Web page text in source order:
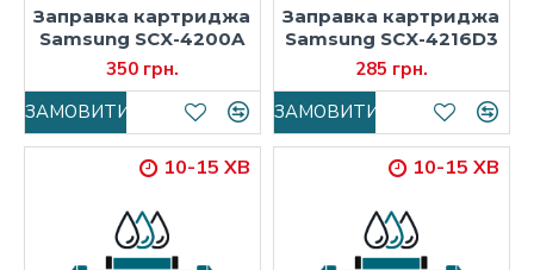
Заправка картриджа
Samsung SCX-4200A
350 грн.
ЗАМОВИТИ
Заправка картриджа
Samsung SCX-4216D3
285 грн.
ЗАМОВИТИ
10-15 ХВ 10-15 ХВ